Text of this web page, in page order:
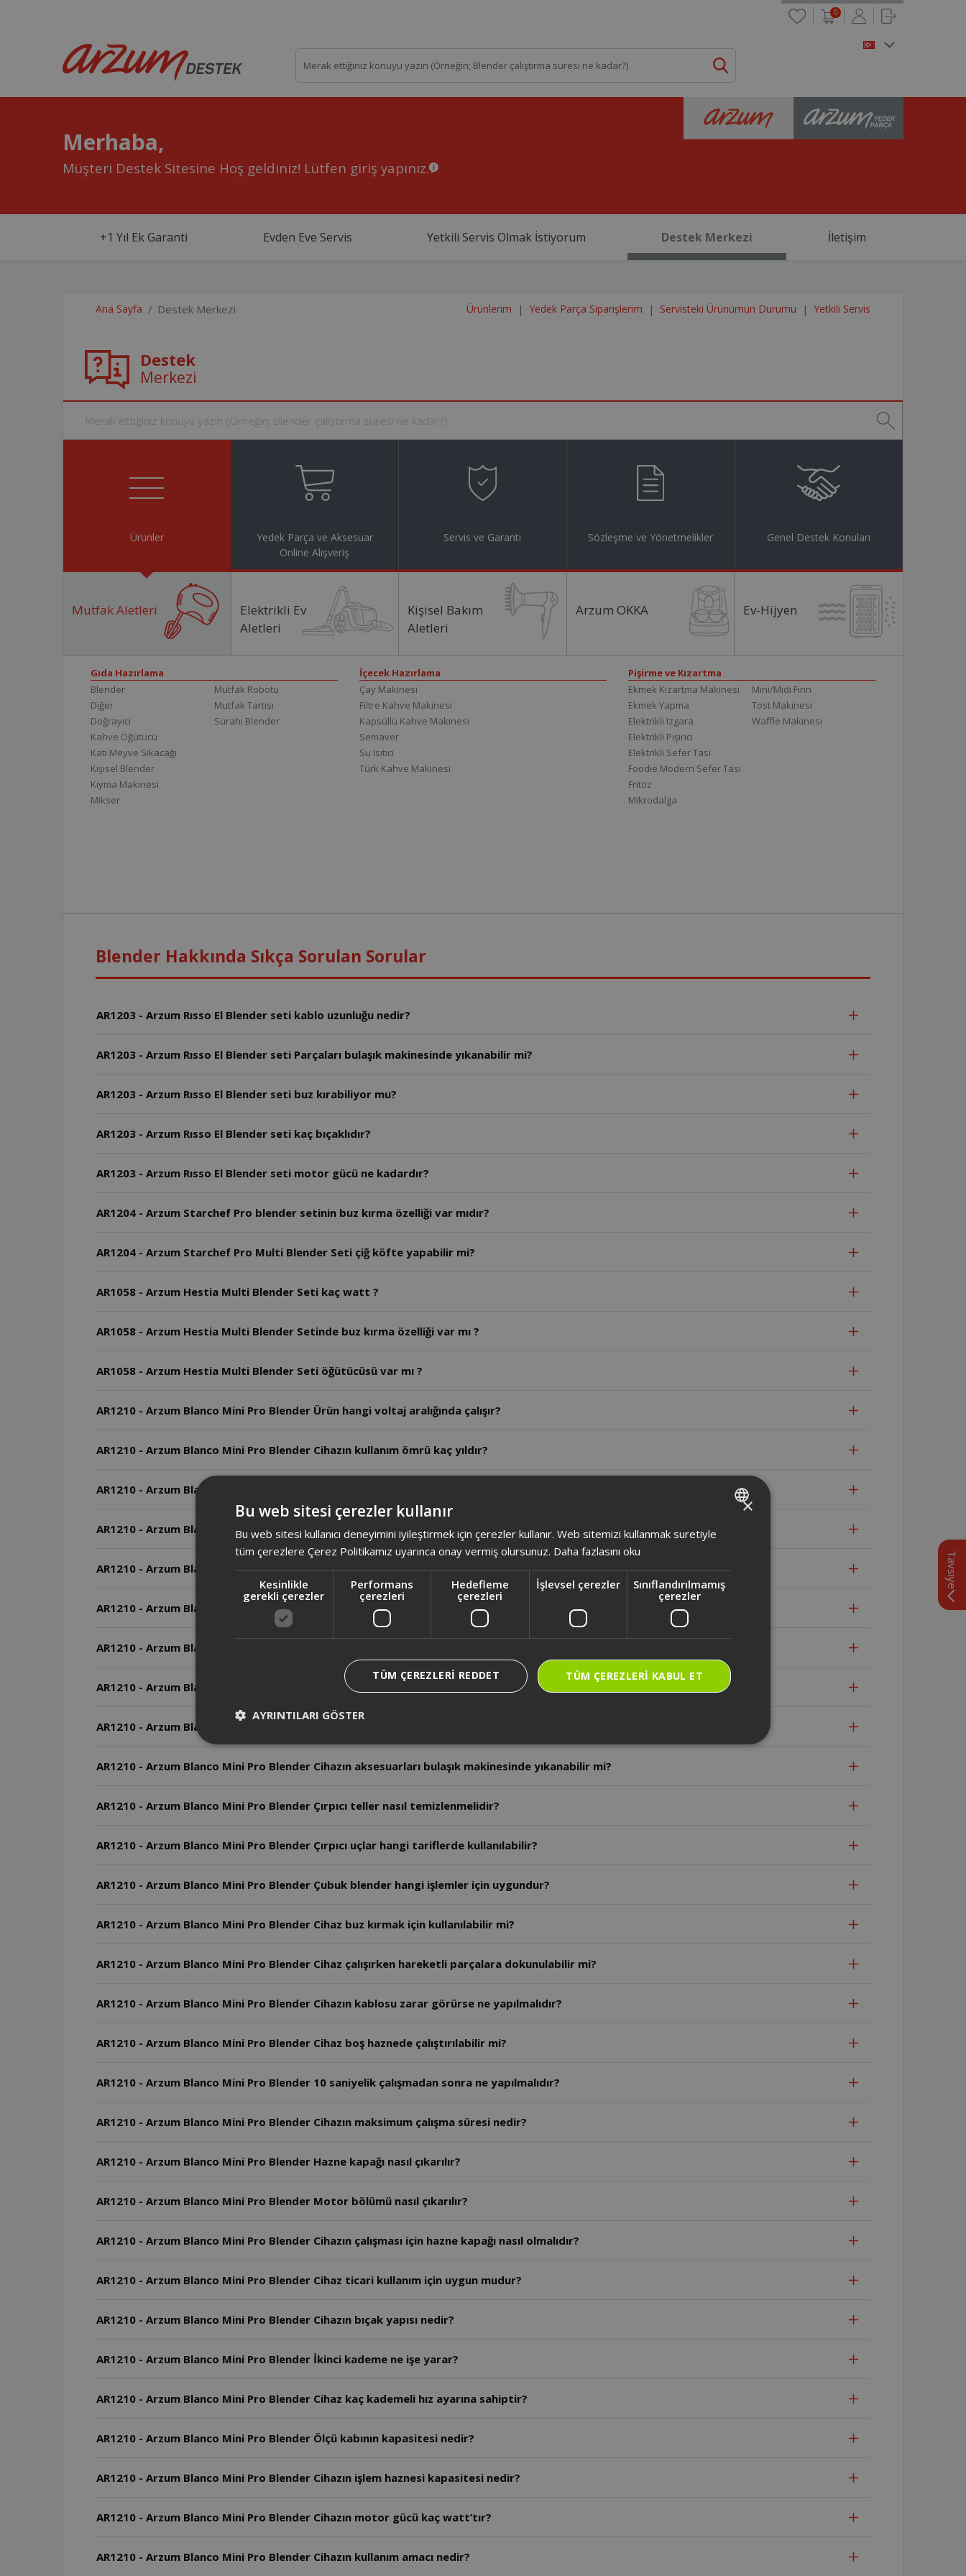
0
Merhaba,
Müşteri Destek Sitesine Hoş geldiniz! Lütfen giriş yapınız.
+1 Yıl Ek Garanti Evden Eve Servis Yetkili Servis Olmak İstiyorum Destek Merkezi İletişim
Ana Sayfa Destek Merkezi Ürünlerim Yedek Parça Siparişlerim Servisteki Ürünümün Durumu Yetkili Servis
Destek
Merkezi
Ürünler
Yedek Parça ve Aksesuar
Online Alışveriş
Servis ve Garanti Sözleşme ve Yönetmelikler Genel Destek Konuları
Mutfak Aletleri
Elektrikli Ev
Aletleri
Kişisel Bakım
Aletleri
Arzum OKKA Ev-Hijyen
Gıda Hazırlama
Blender
Diğer
Doğrayıcı
Kahve Öğütücü
Katı Meyve Sıkacağı
Kişisel Blender
Kıyma Makinesi
Mikser
Mutfak Robotu
Mutfak Tartısı
Sürahi Blender
İçecek Hazırlama
Çay Makinesi
Filtre Kahve Makinesi
Kapsüllü Kahve Makinesi
Semaver
Su Isıtıcı
Türk Kahve Makinesi
Pişirme ve Kızartma
Ekmek Kızartma Makinesi
Ekmek Yapma
Elektrikli Izgara
Elektrikli Pişirici
Elektrikli Sefer Tası
Foodie Modern Sefer Tası
Fritöz
Mikrodalga
Mini/Midi Fırın
Tost Makinesi
Waffle Makinesi
Blender Hakkında Sıkça Sorulan Sorular
AR1203 - Arzum Rısso El Blender seti kablo uzunluğu nedir?
AR1203 - Arzum Rısso El Blender seti Parçaları bulaşık makinesinde yıkanabilir mi?
AR1203 - Arzum Rısso El Blender seti buz kırabiliyor mu?
AR1203 - Arzum Rısso El Blender seti kaç bıçaklıdır?
AR1203 - Arzum Rısso El Blender seti motor gücü ne kadardır?
AR1204 - Arzum Starchef Pro blender setinin buz kırma özelliği var mıdır?
AR1204 - Arzum Starchef Pro Multi Blender Seti çiğ köfte yapabilir mi?
AR1058 - Arzum Hestia Multi Blender Seti kaç watt ?
AR1058 - Arzum Hestia Multi Blender Setinde buz kırma özelliği var mı ?
AR1058 - Arzum Hestia Multi Blender Seti öğütücüsü var mı ?
AR1210 - Arzum Blanco Mini Pro Blender Ürün hangi voltaj aralığında çalışır?
AR1210 - Arzum Blanco Mini Pro Blender Cihazın kullanım ömrü kaç yıldır?
AR1210 - Arzum Blanco Mini Pro Blender Cihaz uzun süreli çalıştırılabilir mi?
AR1210 - Arzum Blanco Mini Pro Blender Cihazın güvenlik kilidi nasıl çalışır?
AR1210 - Arzum Blanco Mini Pro Blender Soğan ve sarımsak için önerilen hız kademesi ve kapasite nedir?
AR1210 - Arzum Blanco Mini Pro Blender Meyve parçalama kapasitesi ve hız nedir?
AR1210 - Arzum Blanco Mini Pro Blender Parçalama işleminde et için önerilen kapasite ve hız nedir?
AR1210 - Arzum Blanco Mini Pro Blender Cihazın çalışması sırasında malzeme nasıl yerleştirilmelidir?
AR1210 - Arzum Blanco Mini Pro Blender Motor bölümü nasıl temizlenir?
AR1210 - Arzum Blanco Mini Pro Blender Cihazın aksesuarları bulaşık makinesinde yıkanabilir mi?
AR1210 - Arzum Blanco Mini Pro Blender Çırpıcı teller nasıl temizlenmelidir?
AR1210 - Arzum Blanco Mini Pro Blender Çırpıcı uçlar hangi tariflerde kullanılabilir?
AR1210 - Arzum Blanco Mini Pro Blender Çubuk blender hangi işlemler için uygundur?
AR1210 - Arzum Blanco Mini Pro Blender Cihaz buz kırmak için kullanılabilir mi?
AR1210 - Arzum Blanco Mini Pro Blender Cihaz çalışırken hareketli parçalara dokunulabilir mi?
AR1210 - Arzum Blanco Mini Pro Blender Cihazın kablosu zarar görürse ne yapılmalıdır?
AR1210 - Arzum Blanco Mini Pro Blender Cihaz boş haznede çalıştırılabilir mi?
AR1210 - Arzum Blanco Mini Pro Blender 10 saniyelik çalışmadan sonra ne yapılmalıdır?
AR1210 - Arzum Blanco Mini Pro Blender Cihazın maksimum çalışma süresi nedir?
AR1210 - Arzum Blanco Mini Pro Blender Hazne kapağı nasıl çıkarılır?
AR1210 - Arzum Blanco Mini Pro Blender Motor bölümü nasıl çıkarılır?
AR1210 - Arzum Blanco Mini Pro Blender Cihazın çalışması için hazne kapağı nasıl olmalıdır?
AR1210 - Arzum Blanco Mini Pro Blender Cihaz ticari kullanım için uygun mudur?
AR1210 - Arzum Blanco Mini Pro Blender Cihazın bıçak yapısı nedir?
AR1210 - Arzum Blanco Mini Pro Blender İkinci kademe ne işe yarar?
AR1210 - Arzum Blanco Mini Pro Blender Cihaz kaç kademeli hız ayarına sahiptir?
AR1210 - Arzum Blanco Mini Pro Blender Ölçü kabının kapasitesi nedir?
AR1210 - Arzum Blanco Mini Pro Blender Cihazın işlem haznesi kapasitesi nedir?
AR1210 - Arzum Blanco Mini Pro Blender Cihazın motor gücü kaç watt’tır?
AR1210 - Arzum Blanco Mini Pro Blender Cihazın kullanım amacı nedir?
Tavsiye
TURKISH
×
Bu web sitesi çerezler kullanır
Bu web sitesi kullanıcı deneyimini iyileştirmek için çerezler kullanır. Web sitemizi kullanmak suretiyle
tüm çerezlere Çerez Politikamız uyarınca onay vermiş olursunuz. Daha fazlasını oku
Kesinlikle
gerekli çerezler
Performans
çerezleri
Hedefleme
çerezleri
İşlevsel çerezler
Sınıflandırılmamış
çerezler
TÜM ÇEREZLERI KABUL ET
TÜM ÇEREZLERI REDDET
AYRINTILARI GÖSTER